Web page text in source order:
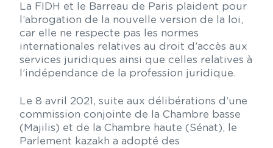
La FIDH et le Barreau de Paris plaident pour
l’abrogation de la nouvelle version de la loi,
car elle ne respecte pas les normes
internationales relatives au droit d’accès aux
services juridiques ainsi que celles relatives à
l’indépendance de la profession juridique.
Le 8 avril 2021, suite aux délibérations d’une
commission conjointe de la Chambre basse
(Majilis) et de la Chambre haute (Sénat), le
Parlement kazakh a adopté des